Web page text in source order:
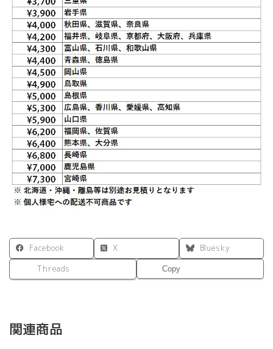
ス
ク
個
Facebook X
Bluesky
Threads
Copy
関連商品